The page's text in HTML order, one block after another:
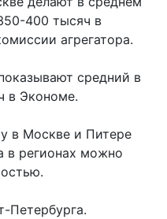
400 тысяч в
агрегатора.
средний в
в Экономе.
в Москве и Питере
в регионах можно
Петербурга.